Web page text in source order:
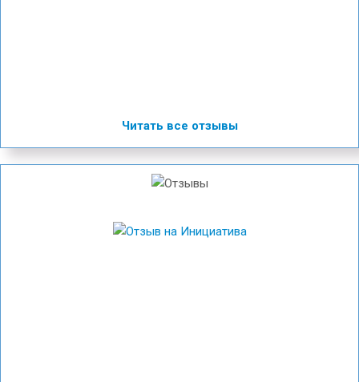
Читать все отзывы